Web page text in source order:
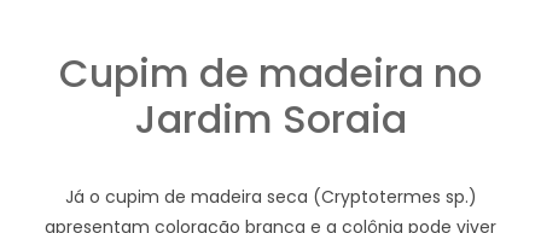
Cupim de madeira no
Jardim Soraia
Já o cupim de madeira seca (Cryptotermes sp.)
apresentam coloração branca e a colônia pode viver